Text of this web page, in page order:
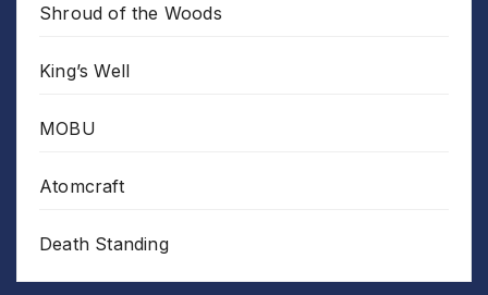
Shroud of the Woods
King’s Well
MOBU
Atomcraft
Death Standing